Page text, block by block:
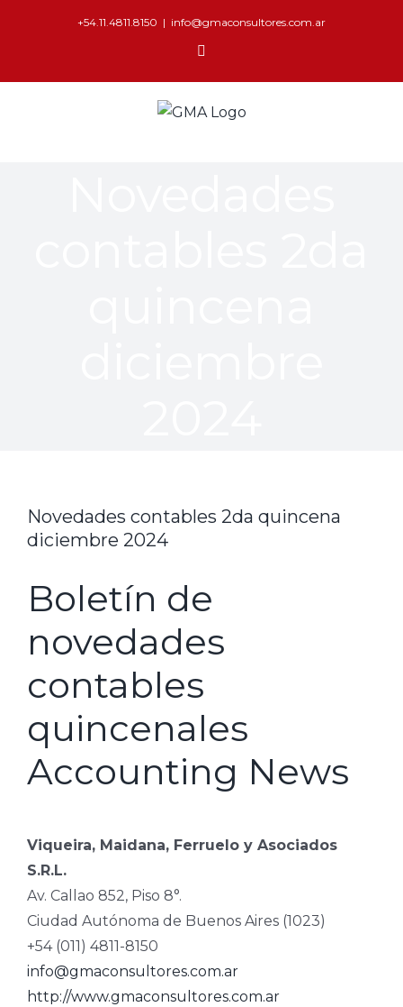
+54.11.4811.8150 | info@gmaconsultores.com.ar
Novedades contables 2da quincena
diciembre 2024
Boletín de
novedades
contables
quincenales
Accounting News
Viqueira, Maidana, Ferruelo y Asociados
S.R.L.
Av. Callao 852, Piso 8°.
Ciudad Autónoma de Buenos Aires (1023)
+54 (011) 4811-8150
info@gmaconsultores.com.ar
http://www.gmaconsultores.com.ar